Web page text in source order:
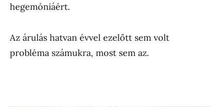
hegemóniáért.
Az árulás hatvan évvel ezelőtt sem volt
probléma számukra, most sem az.